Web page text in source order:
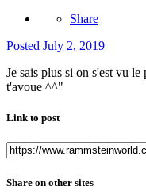
Share
Posted July 2, 2019
Je sais plus si on s'est vu
t'avoue ^^"
Link to post
Share on other sites